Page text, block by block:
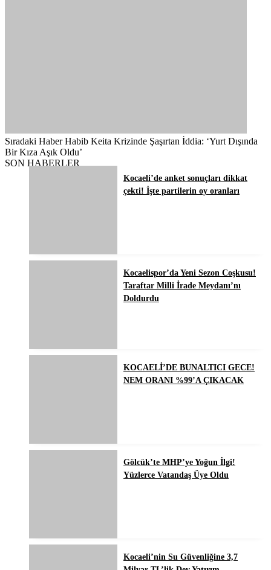
Sıradaki Haber Habib Keita Krizinde Şaşırtan İddia: ‘Yurt Dışında
Bir Kıza Aşık Oldu’
SON HABERLER
Kocaeli’de anket sonuçları dikkat
çekti! İşte partilerin oy oranları
Kocaelispor’da Yeni Sezon Coşkusu!
Taraftar Milli İrade Meydanı’nı
Doldurdu
KOCAELİ’DE BUNALTICI GECE!
NEM ORANI %99’A ÇIKACAK
Gölcük’te MHP’ye Yoğun İlgi!
Yüzlerce Vatandaş Üye Oldu
Kocaeli’nin Su Güvenliğine 3,7